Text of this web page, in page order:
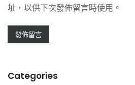
址，以供下次發佈留言時使用。
Categories